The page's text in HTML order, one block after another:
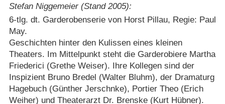
Stefan Niggemeier (Stand 2005):
6-tlg. dt. Garderobenserie von Horst Pillau, Regie: Paul
May.
Geschichten hinter den Kulissen eines kleinen
Theaters. Im Mittelpunkt steht die Garderobiere Martha
Friederici (Grethe Weiser). Ihre Kollegen sind der
Inspizient Bruno Bredel (Walter Bluhm), der Dramaturg
Hagebuch (Günther Jerschnke), Portier Theo (Erich
Weiher) und Theaterarzt Dr. Brenske (Kurt Hübner).